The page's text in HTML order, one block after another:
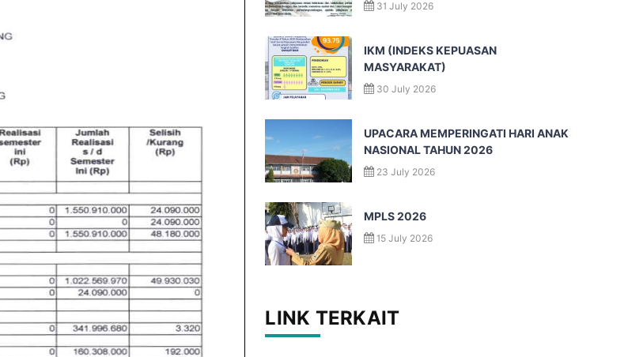
31 July 2026
IKM (INDEKS KEPUASAN
MASYARAKAT)
30 July 2026
UPACARA MEMPERINGATI HARI ANAK
NASIONAL TAHUN 2026
23 July 2026
MPLS 2026
15 July 2026
LINK TERKAIT